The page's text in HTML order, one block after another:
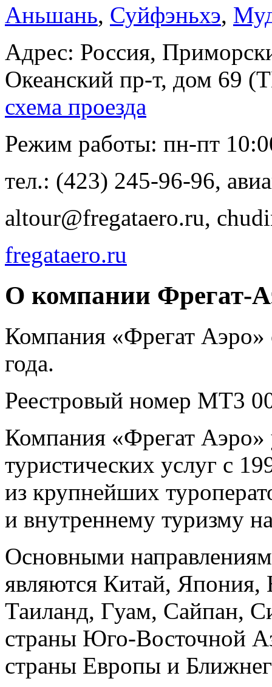
Аньшань, Суйфэньхэ,
Адрес: Россия,
Океанский пр-т, дом 69
схема проезда
Режим работы: пн-пт
тел.: (423) 245-96-96,
altour@fregataero.ru,
fregataero.ru
О компании Фрегат-
Компания «Фрегат Аэро»
года.
Реестровый номер МТ3
Компания «Фрегат Аэро»
туристических услуг с
из крупнейших
и внутреннему туризму
Основными
являются Китай,
Таиланд, Гуам, Сайпан,
страны Юго-Восточной
страны Европы и